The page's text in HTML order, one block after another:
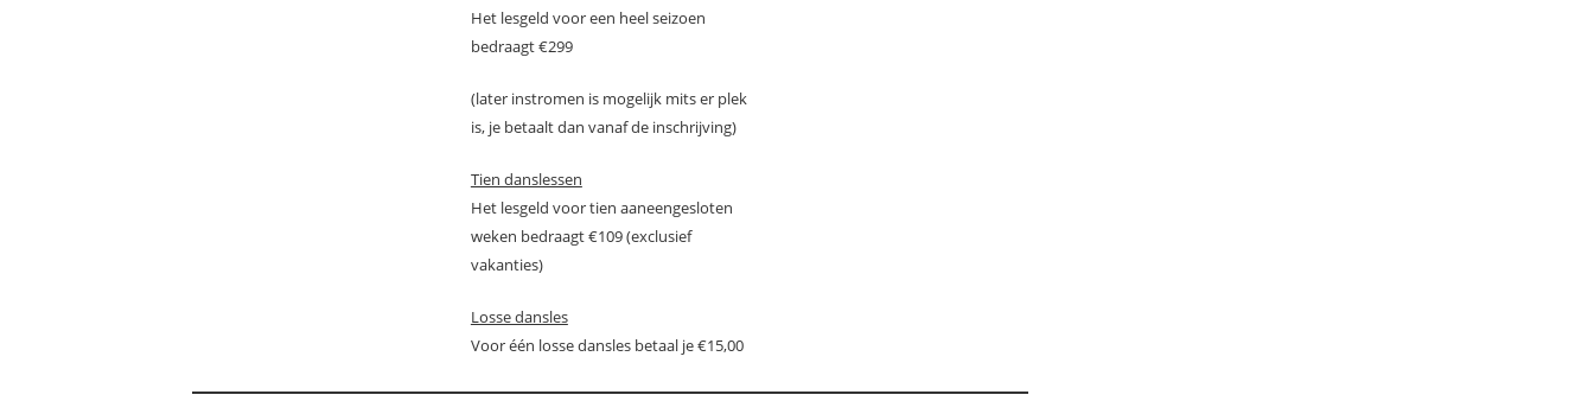
Het lesgeld voor een heel seizoen
bedraagt €299
(later instromen is mogelijk mits er plek
is, je betaalt dan vanaf de inschrijving)
Tien danslessen
Het lesgeld voor tien aaneengesloten
weken bedraagt €109 (exclusief
vakanties)
Losse dansles
Voor één losse dansles betaal je €15,00